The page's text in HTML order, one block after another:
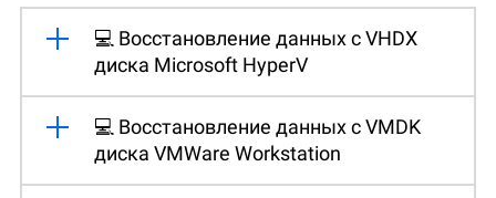
💻 Восстановление данных с VHDX
диска Microsoft HyperV
💻 Восстановление данных с VMDK
диска VMWare Workstation